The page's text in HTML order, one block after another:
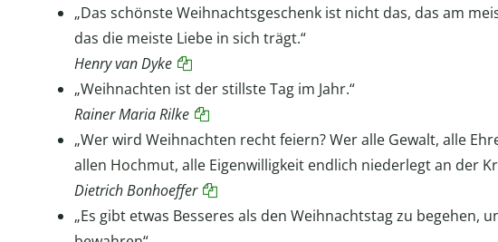
„Das schönste Weihnachtsgeschenk ist nicht das, das am
das die meiste Liebe in sich trägt.“
Henry van Dyke
„Weihnachten ist der stillste Tag im Jahr.“
Rainer Maria Rilke
„Wer wird Weihnachten recht feiern? Wer alle Gewalt, alle
allen Hochmut, alle Eigenwilligkeit endlich niederlegt an der
Dietrich Bonhoeffer
„Es gibt etwas Besseres als den Weihnachtstag zu begehen,